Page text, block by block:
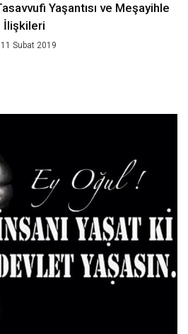
Yaşantısı ve Meşayihle
İlişkileri
11 Subat 2019